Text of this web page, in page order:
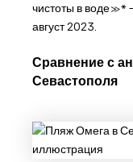
чистоты в воде»*
август 2023.
Сравнение с
Севастополя